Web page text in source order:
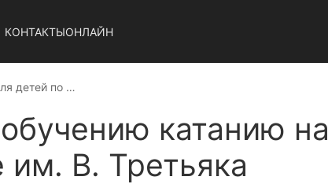
КОНТАКТЫОНЛАЙН
детей по …
катанию на
В. Третьяка